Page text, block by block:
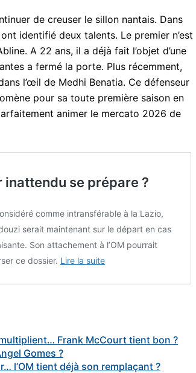
de creuser le sillon nantais. Dans
identifié deux talents. Le premier n’est
A 22 ans, il a déjà fait l’objet d’une
a fermé la porte. Plus récemment,
l’œil de Medhi Benatia. Ce défenseur
pour sa toute première saison en
animer le mercato 2026 de
inattendu se prépare ?
comme intransférable à la Lazio,
serait maintenant sur le départ en cas
Son attachement à l’OM pourrait
ce dossier. Lire la suite
Frank McCourt tient bon ?
Gomes ?
l’OM tient déjà son remplaçant ?